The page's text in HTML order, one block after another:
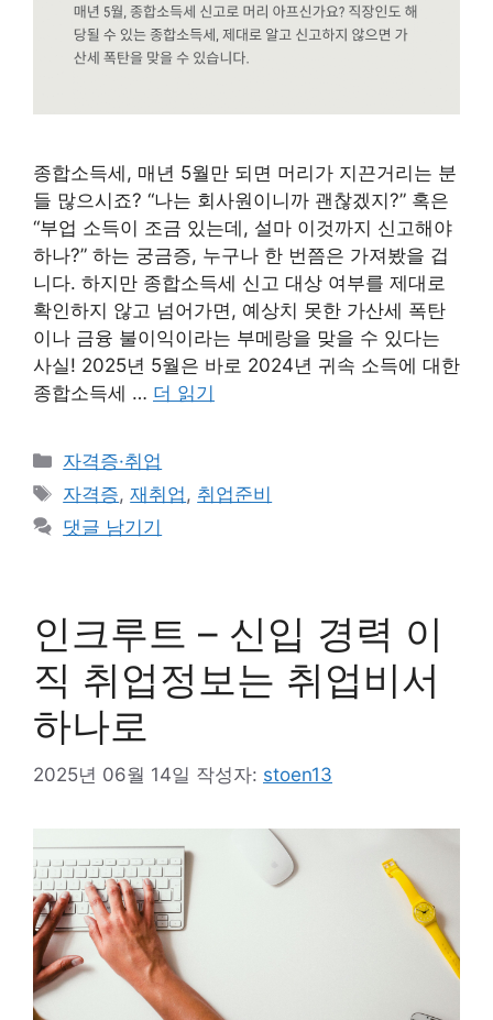
종합소득세, 매년 5월만 되면 머리가 지끈거리는 분
들 많으시죠? “나는 회사원이니까 괜찮겠지?” 혹은
“부업 소득이 조금 있는데, 설마 이것까지 신고해야
하나?” 하는 궁금증, 누구나 한 번쯤은 가져봤을 겁
니다. 하지만 종합소득세 신고 대상 여부를 제대로
확인하지 않고 넘어가면, 예상치 못한 가산세 폭탄
이나 금융 불이익이라는 부메랑을 맞을 수 있다는
사실! 2025년 5월은 바로 2024년 귀속 소득에 대한
종합소득세 … 더 읽기
카
테
리
자격증·취업
태
그
자격증,재취업, 취업준비
댓글 남기기
인크루트 – 신입 경력 이
직 취업정보는 취업비서
하나로
2025년 06월 14일 작성자: stoen13